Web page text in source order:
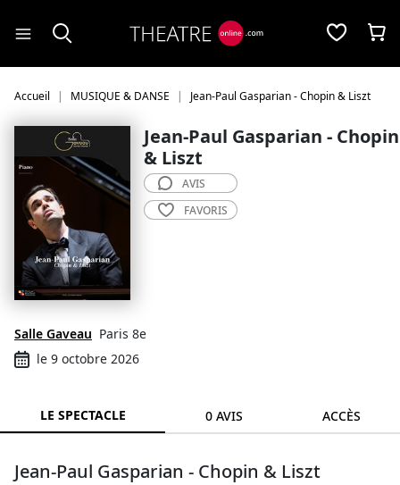
Accueil MUSIQUE & DANSE Jean-Paul Gasparian - Chopin & Liszt
Jean-Paul Gasparian - Chopin
& Liszt
Salle Gaveau Paris 8e
le 9 octobre 2026
AVIS
FAVORIS
LE SPECTACLE 0 AVIS ACCÈS
Jean-Paul Gasparian - Chopin & Liszt